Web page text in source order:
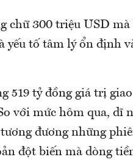
chữ 300 triệu USD mà
tố tâm lý ổn định
519 tỷ đồng giá trị
với mức hôm qua, dĩ
đương những
đột biến mà dòng